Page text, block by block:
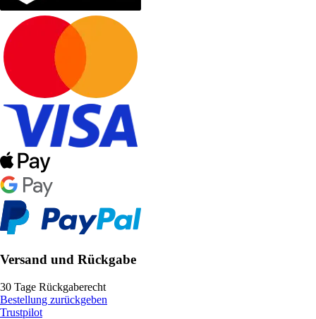
Versand und Rückgabe
30 Tage Rückgaberecht
Bestellung zurückgeben
Trustpilot